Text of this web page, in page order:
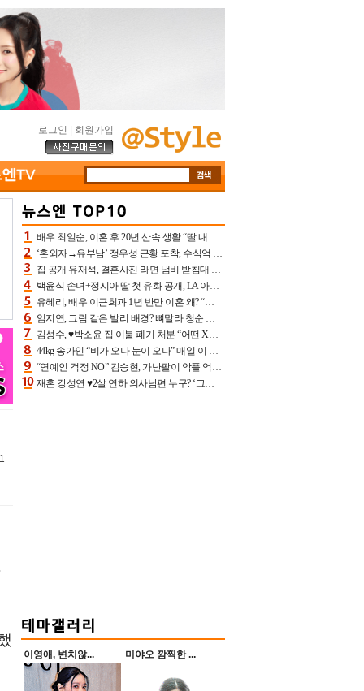
로그인 회원가입
배우 최일순, 이혼 후 20년 산속 생활 “딸 내가 버렸다고 원망‥맘 아파”(특종)[어제TV]
‘혼외자→유부남’ 정우성 근황 포착, 수식억 해킹 피해 후배 만났다 “존경하는”
집 공개 유재석, 결혼사진 라면 냄비 받침대 되고 분노‥가족사진도 피해(놀뭐)[어제TV]
백윤식 손녀+정시아 딸 첫 유화 공개, LA 아트쇼→서울국제조각페스타 작가다운 수준급 실력
유혜리, 배우 이근희과 1년 반만 이혼 왜? “식칼 꽂고 의자 던져” 충격 폭로(특종)[어제TV]
임지연, 그림 같은 발리 배경? 뼈말라 청순 비키니 핏에 상대 안 되네
김성수, ♥박소윤 집 이불 폐기 처분 “어떤 X이랑 썼을지 몰라” 질투(신랑수업2)[어제TV]
44kg 송가인 “비가 오나 눈이 오나” 매일 이 운동, 허벅지 근육량 상승+체지방 감소
“연예인 걱정 NO” 김승현, 가난팔이 악플 억울할만‥아내+딸과 日 여행
재혼 강성연 ♥2살 연하 의사남편 누구? ‘그알’ 자문의에 훈남 비주얼 초엘리트 스펙 [종합]
이영애, 변치않... 미야오 깜찍한 ...